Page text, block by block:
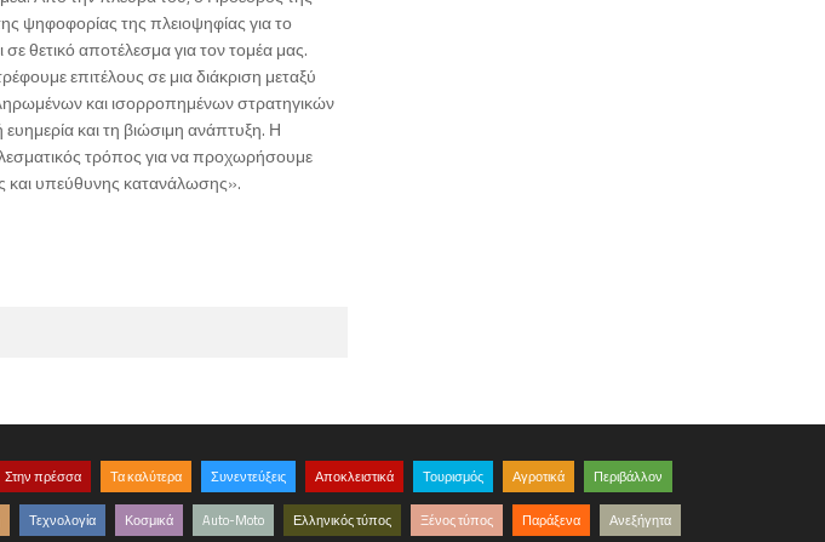
ψηφοφορίας της πλειοψηφίας για το
θετικό αποτέλεσμα για τον τομέα μας.
επιτέλους σε μια διάκριση μεταξύ
και ισορροπημένων στρατηγικών
και τη βιώσιμη ανάπτυξη. Η
τρόπος για να προχωρήσουμε
και υπεύθυνης κατανάλωσης».
Στην πρέσσα Τα καλύτερα Συνεντεύξεις Αποκλειστικά Τουρισμός Αγροτικά Περιβάλλον
Τεχνολογία Κοσμικά Auto-Moto Ελληνικός τύπος Ξένος τύπος Παράξενα Ανεξήγητα